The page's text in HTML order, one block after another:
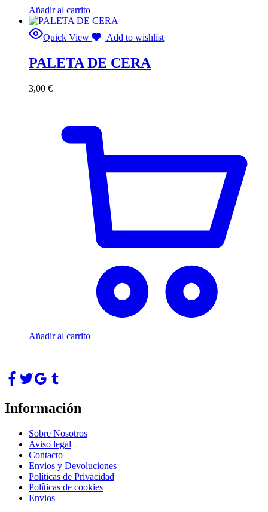
Añadir al carrito
Quick View Add to wishlist
PALETA DE CERA
3,00 €
Añadir al carrito
Información
Sobre Nosotros
Aviso legal
Contacto
Envios y Devoluciones
Políticas de Privacidad
Políticas de cookies
Envios